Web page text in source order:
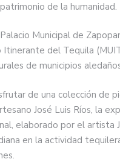
de la humanidad.
Municipal de
del Tequila
de municipios
de una colección de
José Luis Ríos, la
elaborado por el artista
en la actividad